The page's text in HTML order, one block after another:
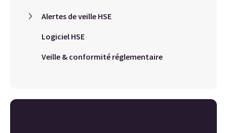
Alertes de veille HSE
Logiciel HSE
Veille & conformité réglementaire